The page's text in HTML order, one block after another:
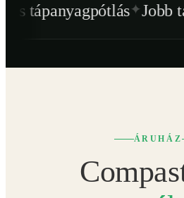
✦Jobb talajszerkezet
ÁRUHÁZ